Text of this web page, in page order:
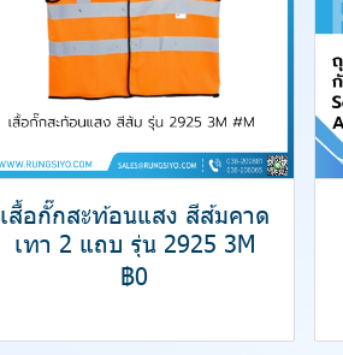
เสื้อกั๊กสะท้อนแสง สีส้มคาด
เทา 2 แถบ รุ่น 2925 3M
฿0